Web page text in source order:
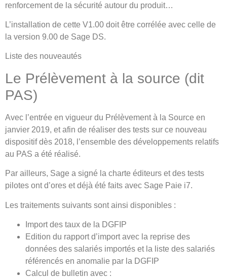
renforcement de la sécurité autour du produit…
L’installation de cette V1.00 doit être corrélée avec celle de
la version 9.00 de Sage DS.
Liste des nouveautés
Le Prélèvement à la source (dit
PAS)
Avec l’entrée en vigueur du Prélèvement à la Source en
janvier 2019, et afin de réaliser des tests sur ce nouveau
dispositif dès 2018, l’ensemble des développements relatifs
au PAS a été réalisé.
Par ailleurs, Sage a signé la charte éditeurs et des tests
pilotes ont d’ores et déjà été faits avec Sage Paie i7.
Les traitements suivants sont ainsi disponibles :
Import des taux de la DGFIP
Edition du rapport d’import avec la reprise des
données des salariés importés et la liste des salariés
référencés en anomalie par la DGFIP
Calcul de bulletin avec :